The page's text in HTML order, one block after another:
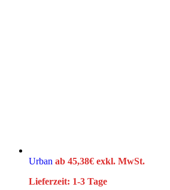
Urban ab 45,38€ exkl. MwSt.
Lieferzeit: 1-3 Tage